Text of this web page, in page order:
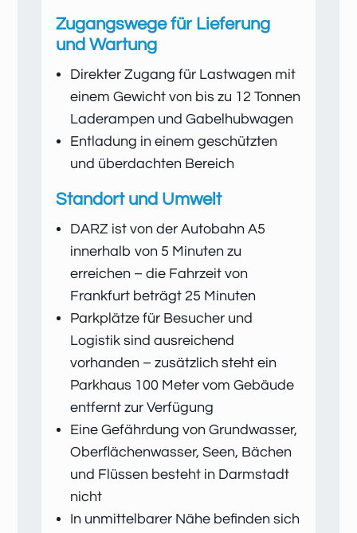
Zugangswege für Lieferung
und Wartung
Direkter Zugang für Lastwagen mit
einem Gewicht von bis zu 12 Tonnen
Laderampen und Gabelhubwagen
Entladung in einem geschützten
und überdachten Bereich
Standort und Umwelt
DARZ ist von der Autobahn A5
innerhalb von 5 Minuten zu
erreichen – die Fahrzeit von
Frankfurt beträgt 25 Minuten
Parkplätze für Besucher und
Logistik sind ausreichend
vorhanden – zusätzlich steht ein
Parkhaus 100 Meter vom Gebäude
entfernt zur Verfügung
Eine Gefährdung von Grundwasser,
Oberflächenwasser, Seen, Bächen
und Flüssen besteht in Darmstadt
nicht
In unmittelbarer Nähe befinden sich